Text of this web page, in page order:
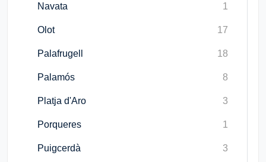
Navata 1
Olot 17
Palafrugell 18
Palamós 8
Platja d'Aro 3
Porqueres 1
Puigcerdà 3